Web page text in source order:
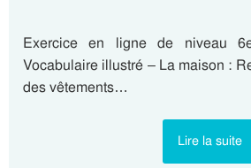
Exercice en ligne de niveau
Vocabulaire illustré – La maison :
des vêtements…
Lire la suite